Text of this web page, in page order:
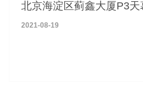
北京海淀区蓟鑫大厦P3天
2021-08-19